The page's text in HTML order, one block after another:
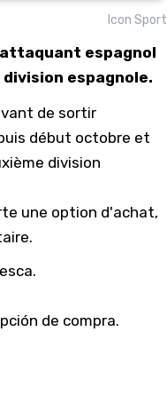
Icon Sport
attaquant espagnol
espagnole.
de sortir
début octobre et
division
une option d'achat,
.
de compra.